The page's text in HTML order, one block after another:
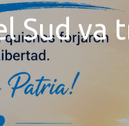
Sud va